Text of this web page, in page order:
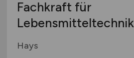
Fachkraft für
Lebensmitteltechnik
Hays